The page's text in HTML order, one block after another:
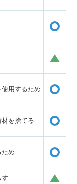
用するため
材を捨てる
ため
す